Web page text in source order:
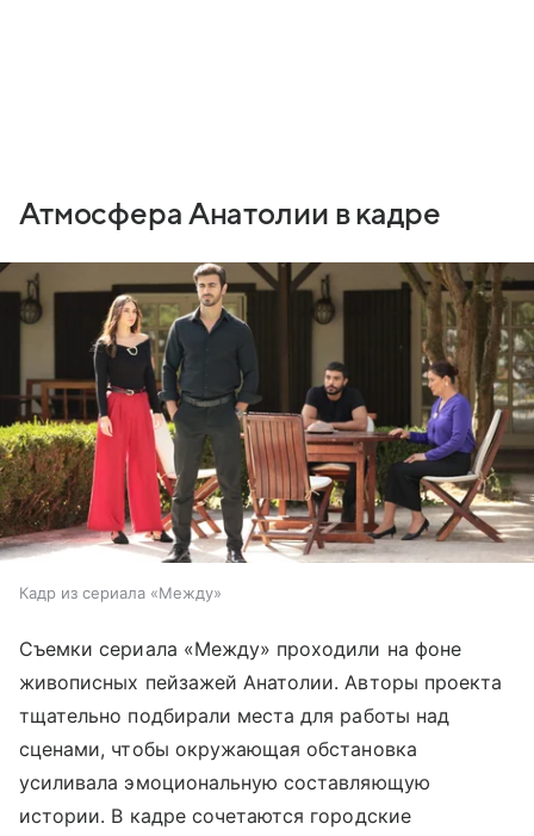
Атмосфера Анатолии в кадре
Кадр из сериала «Между»
Съемки сериала «Между» проходили на фоне
живописных пейзажей Анатолии. Авторы проекта
тщательно подбирали места для работы над
сценами, чтобы окружающая обстановка
усиливала эмоциональную составляющую
истории. В кадре сочетаются городские